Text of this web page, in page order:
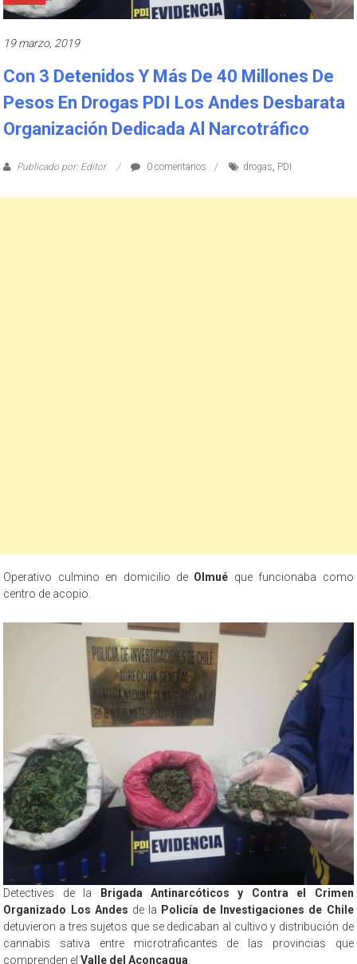
19 marzo, 2019
Con 3 Detenidos Y Más De 40 Millones De
Pesos En Drogas PDI Los Andes Desbarata
Organización Dedicada Al Narcotráfico
Publicado por: Editor 0 comentarios drogas PDI
Operativo culmino en domicilio de Olmué que funcionaba como
centro de acopio.
Detectives de la
Brigada Antinarcóticos y Contra el Crimen
Organizado Los Andes de la Policía de Investigaciones de Chile
detuvieron a tres sujetos que se dedicaban al cultivo y distribución de
cannabis sativa entre microtraficantes de las provincias que
comprenden elValle del Aconcagua.